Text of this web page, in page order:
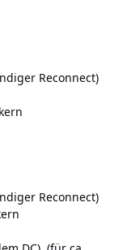
Reconnect)
Reconnect)